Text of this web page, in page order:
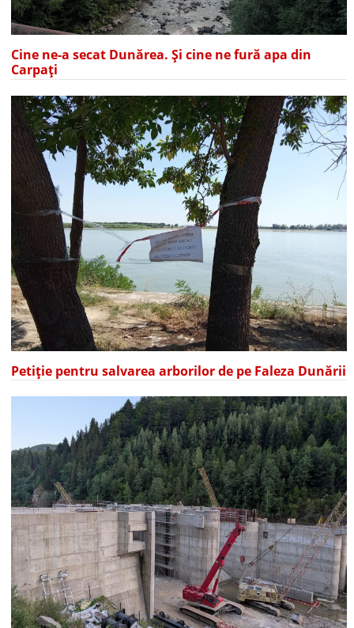
Cine ne-a secat Dunărea. Și cine ne fură apa din
Carpați
Petiție pentru salvarea arborilor de pe Faleza Dunării